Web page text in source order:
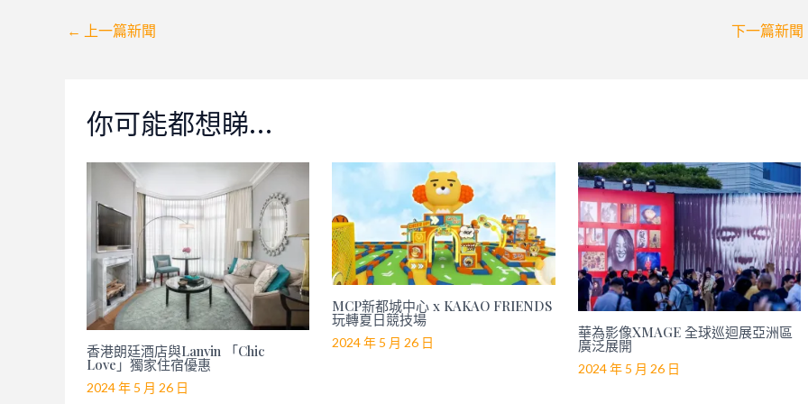
Post
← 上一篇新聞 下一篇新聞
你可能都想睇…
香港朗廷酒店與Lanvin 「Chic
Love」獨家住宿優惠
2024 年 5 月 26 日
MCP新都城中心 x KAKAO FRIENDS
玩轉夏日競技場
2024 年 5 月 26 日
華為影像XMAGE 全球巡迴展亞洲區
廣泛展開
2024 年 5 月 26 日